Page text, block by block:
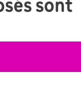
sont